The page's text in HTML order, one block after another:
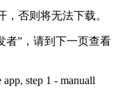
，否则将无法下载。
者”，请到下一页查看